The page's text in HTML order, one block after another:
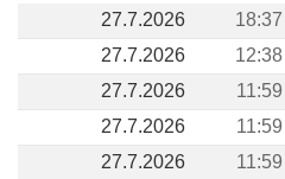
27.7.2026 18:37
27.7.2026 12:38
27.7.2026
11:59
27.7.2026
11:59
27.7.2026 11:59